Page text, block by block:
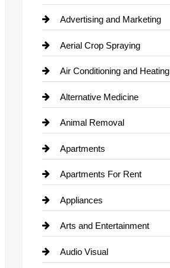
Advertising and Marketing
Aerial Crop Spraying
Air Conditioning and Heating
Alternative Medicine
Animal Removal
Apartments
Apartments For Rent
Appliances
Arts and Entertainment
Audio Visual